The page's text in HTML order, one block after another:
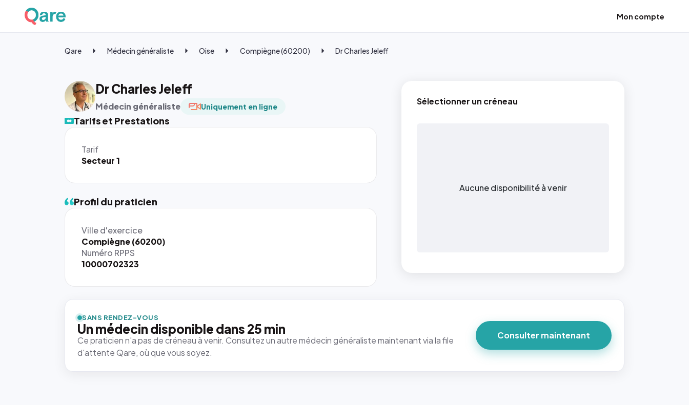
Mon compte
Qare Médecin généraliste Oise Compiègne (60200) Dr Charles Jeleff
Dr Charles Jeleff
Médecin généraliste Uniquement en ligne
Tarifs et Prestations
Tarif
Secteur 1
Sélectionner un créneau
Aucune disponibilité à venir
Profil du praticien
Ville d'exercice
Compiègne (60200)
Numéro RPPS
10000702323
SANS RENDEZ-VOUS
Un médecin disponible dans 25 min
Ce praticien n'a pas de créneau à venir. Consultez un autre médecin généraliste maintenant via la file
d'attente Qare, où que vous soyez.
Consulter maintenant